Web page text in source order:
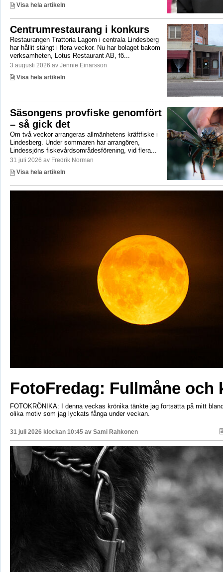
Visa hela artikeln
Centrumrestaurang i konkurs
Restaurangen Trattoria Lagom i centrala Lindesberg
har hållit stängt i flera veckor. Nu har bolaget bakom
verksamheten, Lotus Restaurant AB, fö...
3 augusti 2026 av Jennie Einarsson
Visa hela artikeln
Säsongens provfiske genomfört
– så gick det
Om två veckor arrangeras allmänhetens kräftfiske i
Lindesberg. Under sommaren har arrangören,
Lindessjöns fiskevårdsområdesförening, vid flera...
31 juli 2026 av Fredrik Norman
Visa hela artikeln
FotoFredag: Fullmåne och
FOTOKRÖNIKA: I denna veckas krönika tänkte jag fortsätta på mitt
olika motiv som jag lyckats fånga under veckan.
31 juli 2026 klockan 10:45 av Sami Rahkonen